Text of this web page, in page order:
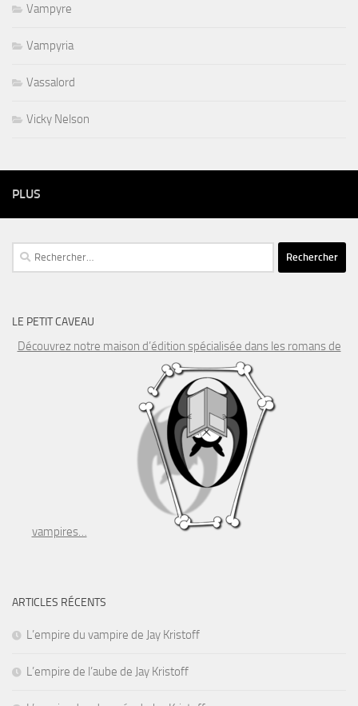
Vampyre
Vampyria
Vassalord
Vicky Nelson
PLUS
Rechercher :
LE PETIT CAVEAU
Découvrez notre maison d’édition spécialisée dans les romans de
vampires…
ARTICLES RÉCENTS
L’empire du vampire de Jay Kristoff
L’empire de l’aube de Jay Kristoff